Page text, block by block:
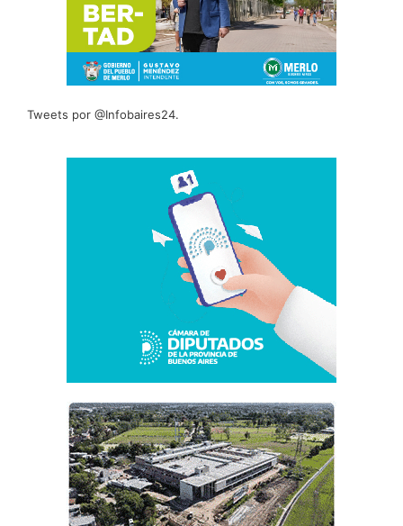
Tweets por @Infobaires24.